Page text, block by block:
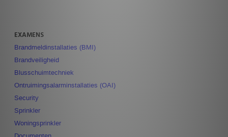
EXAMENS
Brandmeldinstallaties (BMI)
Brandveiligheid
Blusschuimtechniek
Ontruimingsalarminstallaties (OAI)
Security
Sprinkler
Woningsprinkler